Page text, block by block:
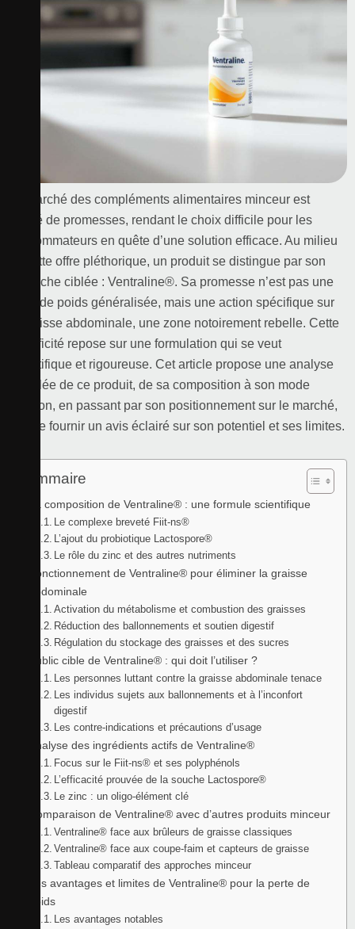
Le marché des compléments alimentaires minceur est
saturé de promesses, rendant le choix difficile pour les
consommateurs en quête d’une solution efficace. Au milieu
de cette offre pléthorique, un produit se distingue par son
approche ciblée : Ventraline®. Sa promesse n’est pas une
perte de poids généralisée, mais une action spécifique sur
la graisse abdominale, une zone notoirement rebelle. Cette
spécificité repose sur une formulation qui se veut
scientifique et rigoureuse. Cet article propose une analyse
détaillée de ce produit, de sa composition à son mode
d’action, en passant par son positionnement sur le marché,
afin de fournir un avis éclairé sur son potentiel et ses limites.
Sommaire
La composition de Ventraline® : une formule scientifique
Le complexe breveté Fiit-ns®
L’ajout du probiotique Lactospore®
Le rôle du zinc et des autres nutriments
Fonctionnement de Ventraline® pour éliminer la graisse
abdominale
Activation du métabolisme et combustion des graisses
Réduction des ballonnements et soutien digestif
Régulation du stockage des graisses et des sucres
Public cible de Ventraline® : qui doit l’utiliser ?
Les personnes luttant contre la graisse abdominale tenace
Les individus sujets aux ballonnements et à l’inconfort
digestif
Les contre-indications et précautions d’usage
Analyse des ingrédients actifs de Ventraline®
Focus sur le Fiit-ns® et ses polyphénols
L’efficacité prouvée de la souche Lactospore®
Le zinc : un oligo-élément clé
Comparaison de Ventraline® avec d’autres produits minceur
Ventraline® face aux brûleurs de graisse classiques
Ventraline® face aux coupe-faim et capteurs de graisse
Tableau comparatif des approches minceur
Les avantages et limites de Ventraline® pour la perte de
poids
Les avantages notables